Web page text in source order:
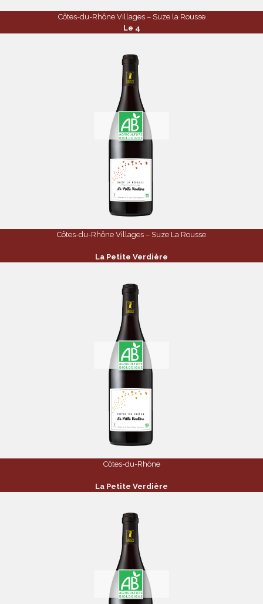
Côtes-du-Rhône Villages – Suze la Rousse
Le 4
Côtes-du-Rhône Villages – Suze La Rousse
La Petite Verdière
Côtes-du-Rhône
La Petite Verdière